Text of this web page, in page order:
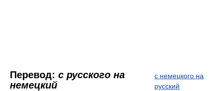
Перевод: с русского на
немецкий
с немецкого на
русский